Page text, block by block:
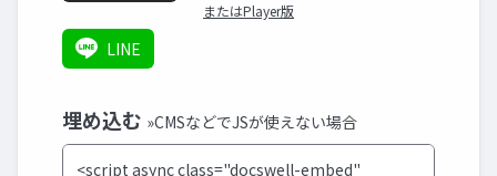
またはPlayer版
LINE
埋め込む »CMSなどでJSが使えない場合